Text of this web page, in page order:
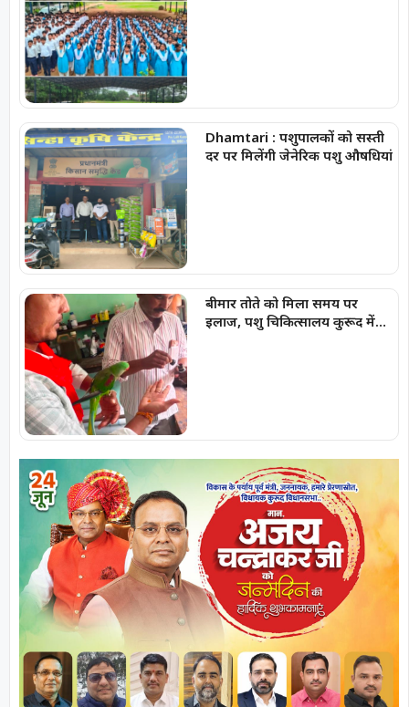
Dhamtari : पशुपालकों को सस्ती
दर पर मिलेंगी जेनेरिक पशु औषधियां
बीमार तोते को मिला समय पर
इलाज, पशु चिकित्सालय कुरूद में